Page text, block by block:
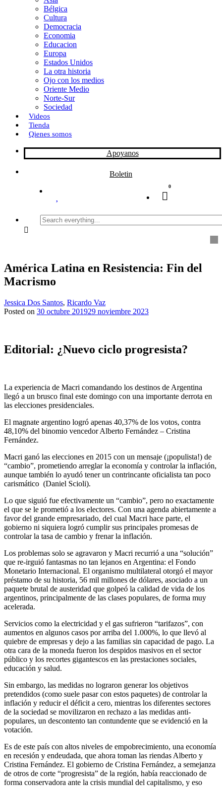
i
r
Bélgica
Cultura
Democracia
Economia
Educacion
Europa
Estados Unidos
La otra historia
Ojo con los medios
Oriente Medio
Norte-Sur
Sociedad
Videos
Tienda
Qienes somos
Apoyanos
Boletin
0
Search
everything...
América Latina en Resistencia: Fin del
Macrismo
Jessica Dos Santos, Ricardo Vaz
Posted on 30 octubre 201929 noviembre 2023
Editorial: ¿Nuevo ciclo progresista?
La experiencia de Macri comandando los destinos de Argentina
llegó a un brusco final este domingo con una importante derrota en
las elecciones presidenciales.
El magnate argentino logró apenas 40,37% de los votos, contra
48,10% del binomio vencedor Alberto Fernández – Cristina
Fernández.
Macri ganó las elecciones en 2015 con un mensaje (¡populista!) de
“cambio”, prometiendo arreglar la economía y controlar la inflación,
aunque también lo ayudó tener un contrincante oficialista tan poco
carismático (Daniel Scioli).
Lo que siguió fue efectivamente un “cambio”, pero no exactamente
el que se le prometió a los electores. Con una agenda abiertamente a
favor del grande empresariado, del cual Macri hace parte, el
gobierno ni siquiera logró cumplir sus principales promesas de
controlar la tasa de cambio y frenar la inflación.
Los problemas solo se agravaron y Macri recurrió a una “solución”
que re-irguió fantasmas no tan lejanos en Argentina: el Fondo
Monetario Internacional. El organismo multilateral otorgó el mayor
préstamo de su historia, 56 mil millones de dólares, asociado a un
paquete brutal de austeridad que golpeó la calidad de vida de los
argentinos, principalmente de las clases populares, de forma muy
acelerada.
Servicios como la electricidad y el gas sufrieron “tarifazos”, con
aumentos en algunos casos por arriba del 1.000%, lo que llevó al
quiebre de empresas y dejo a las familias sin capacidad de pago. La
otra cara de la moneda fueron los despidos masivos en el sector
público y los recortes gigantescos en las prestaciones sociales,
educación y salud.
Sin embargo, las medidas no lograron generar los objetivos
pretendidos (como suele pasar con estos paquetes) de controlar la
inflación y reducir el déficit a cero, mientras los diferentes sectores
de la sociedad se movilizaron en rechazo a las medidas anti-
populares, un descontento tan contundente que se evidenció en la
votación.
Es de este país con altos niveles de empobrecimiento, una economía
en recesión y endeudada, que ahora toman las riendas Alberto y
Cristina Fernández. El gobierno de Cristina Fernández, a semejanza
de otros de corte “progresista” de la región, había reaccionado de
forma conservadora ante la crisis mundial del capitalismo, y eso